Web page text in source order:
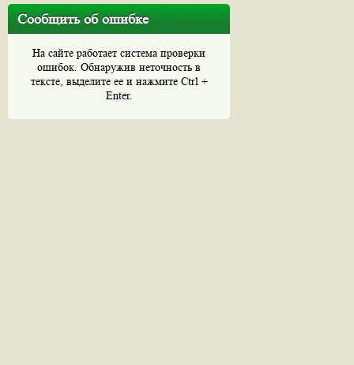
Сообщить об ошибке
На сайте работает система проверки
ошибок. Обнаружив неточность в
тексте, выделите ее и нажмите Ctrl +
Enter.